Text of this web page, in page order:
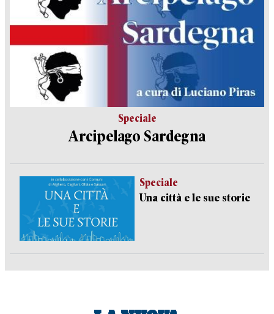
Speciale
Arcipelago Sardegna
Speciale
Una città e le sue storie